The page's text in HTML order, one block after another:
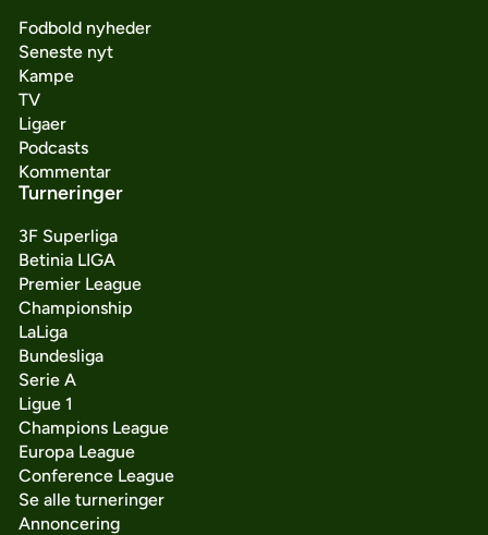
Fodbold nyheder
Seneste nyt
Kampe
TV
Ligaer
Podcasts
Kommentar
Turneringer
3F Superliga
Betinia LIGA
Premier League
Championship
LaLiga
Bundesliga
Serie A
Ligue 1
Champions League
Europa League
Conference League
Se alle turneringer
Annoncering